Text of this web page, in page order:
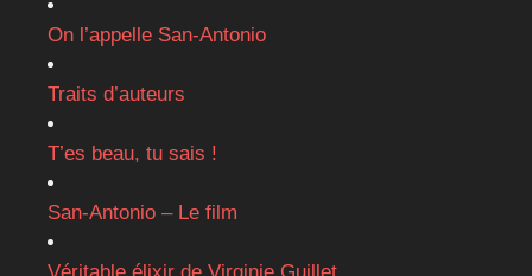
On l’appelle San-Antonio
Traits d’auteurs
T’es beau, tu sais !
San-Antonio – Le film